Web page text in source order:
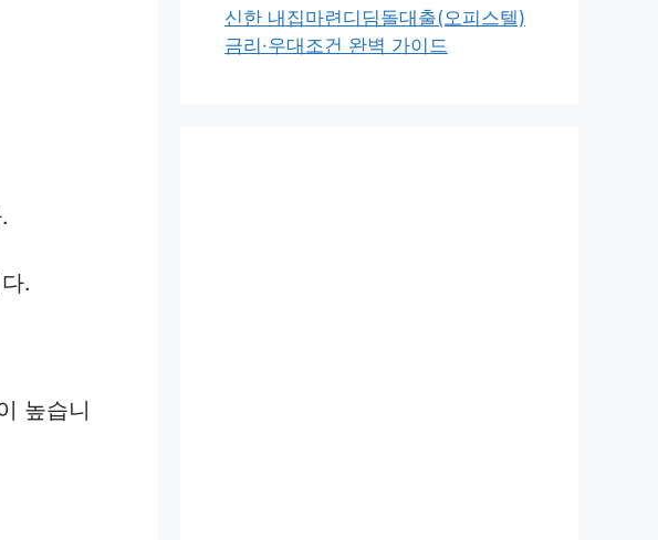
.
높습니
신한 내집마련디딤돌대출(오피스텔)
금리·우대조건 완벽 가이드